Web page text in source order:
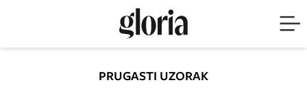
PRUGASTI UZORAK